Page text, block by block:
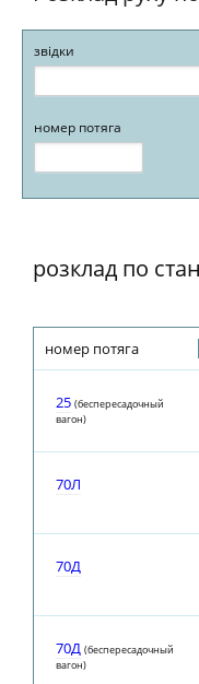
звідки
номер потяга
розклад по
номер потяга
25 (беспересадочный
вагон)
70Л
70Д
70Д (беспересадочный
вагон)